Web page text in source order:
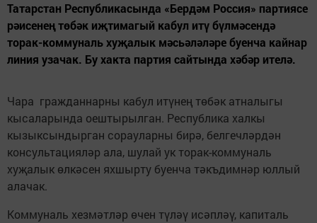
Татарстан Республикасында «Бердәм Россия» партиясе
рәисенең төбәк иҗтимагый кабул итү бүлмәсендә
торак-коммуналь хуҗалык мәсьәләләре буенча кайнар
линия узачак. Бу хакта партия сайтында хәбәр ителә.
Чара гражданнарны кабул итүнең төбәк атналыгы
кысаларында оештырылган. Республика халкы
кызыксындырган сорауларны бирә, белгечләрдән
консультацияләр ала, шулай ук торак-коммуналь
хуҗалык өлкәсен яхшырту буенча тәкъдимнәр юллый
алачак.
Коммуналь хезмәтләр өчен түләү исәпләү, капиталь